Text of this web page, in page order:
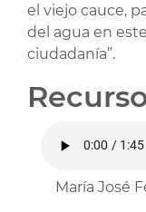
el viejo cauce,
del agua en
ciudadanía”.
María José